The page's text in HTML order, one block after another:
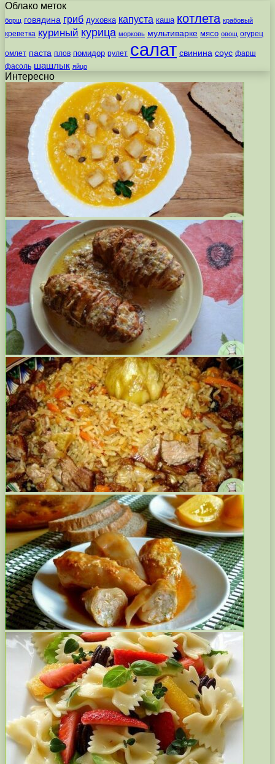
Облако меток
борщ говядина гриб духовка капуста каша котлета крабовый
креветка куриный курица морковь мультиварке мясо овощ огурец
омлет паста плов помидор рулет салат свинина соус фарш
фасоль шашлык яйцо
Интересно